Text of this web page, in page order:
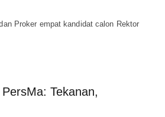
Proker empat kandidat calon Rektor
Tekanan,